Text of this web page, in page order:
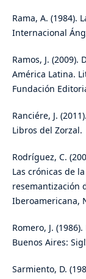
Rama, A. (1984).
Internacional
Ramos, J.
América Latina.
Fundación
Ranciére, J.
Libros del Zorzal.
Rodríguez, C.
Las crónicas de
resemantización
Iberoamericana,
Romero, J.
Buenos Aires:
Sarmiento, D.